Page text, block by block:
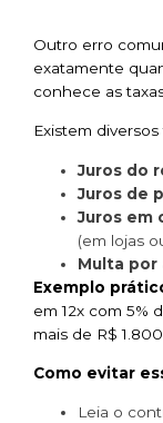
Outro erro
exatamente
conhece as
Existem
Juros do
Juros de
Juros em
(em lojas
Multa por
Exemplo
em 12x com 5%
mais de R$
Como evitar
Leia o